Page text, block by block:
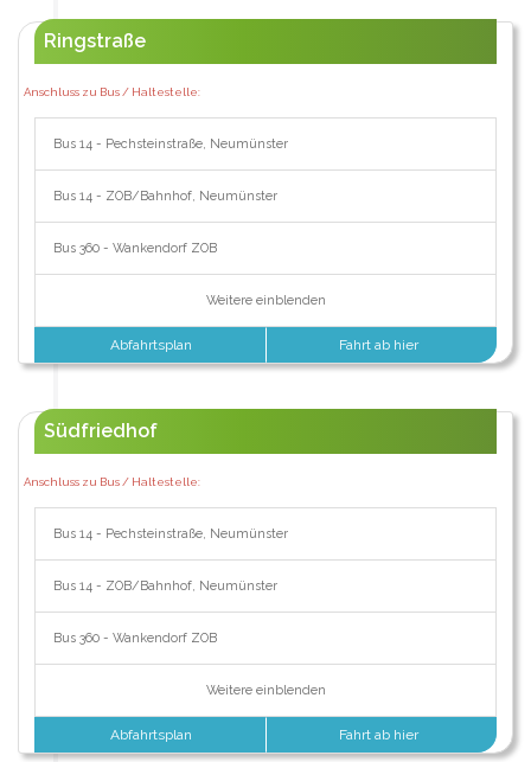
Ringstraße
Anschluss zu Bus / Haltestelle:
Bus 14 - Pechsteinstraße, Neumünster
Bus 14 - ZOB/Bahnhof, Neumünster
Bus 360 - Wankendorf ZOB
Weitere einblenden
Abfahrtsplan Fahrt ab hier
Südfriedhof
Anschluss zu Bus / Haltestelle:
Bus 14 - Pechsteinstraße, Neumünster
Bus 14 - ZOB/Bahnhof, Neumünster
Bus 360 - Wankendorf ZOB
Weitere einblenden
Abfahrtsplan Fahrt ab hier